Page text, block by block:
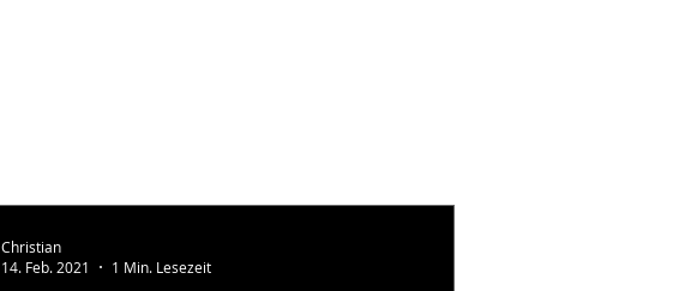
Christian
14. Feb. 2021
1 Min. Lesezeit